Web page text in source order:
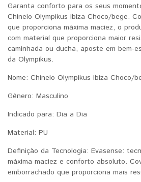
Garanta conforto para os seus
Chinelo Olympikus Ibiza Choco/bege.
que proporciona máxima maciez, o
com material que proporciona maior
caminhada ou ducha, aposte em bem-
da Olympikus.
Nome: Chinelo Olympikus Ibiza Choco/
Gênero: Masculino
Indicado para: Dia a Dia
Material: PU
Definição da Tecnologia: Evasense:
máxima maciez e conforto absoluto.
emborrachado que proporciona mais